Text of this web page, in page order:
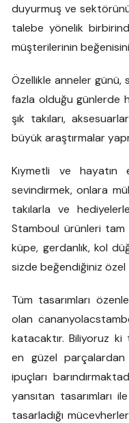
duyurmuş ve
talebe yönelik
müşterilerinin beğenisini
Özellikle anneler günü,
fazla olduğu günlerde
şık takıları,
büyük araştırmalar
Kıymetli ve hayatın
sevindirmek, onlara
takılarla ve
Stamboul ürünleri tam
küpe, gerdanlık, kol
sizde beğendiğiniz özel
Tüm tasarımları
olan
katacaktır. Biliyoruz ki
en güzel
ipuçları
yansıtan tasarımları
tasarladığı